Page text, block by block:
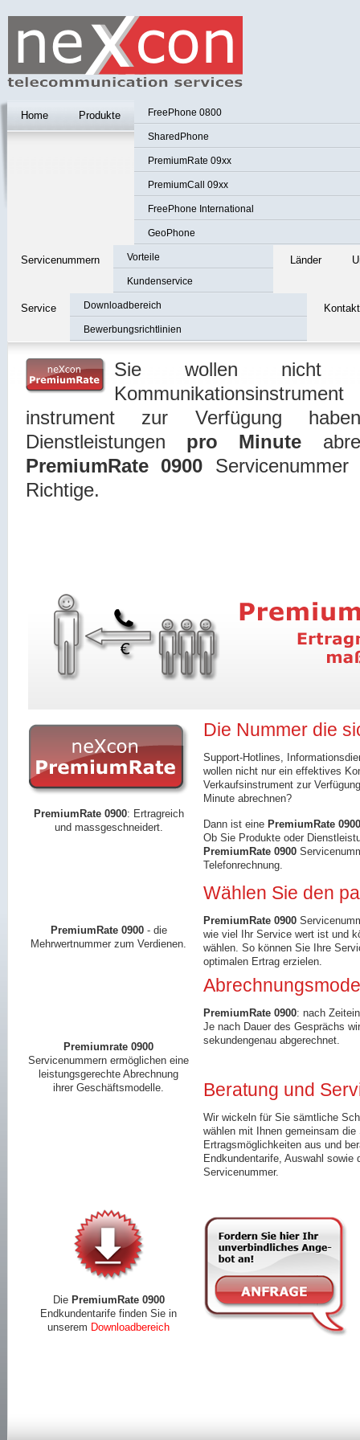
Home Produkte FreePhone 0800
SharedPhone
PremiumRate 09xx
PremiumCall 09xx
FreePhone International
GeoPhone
Servicenummern Vorteile
Kundenservice
Länder
Service Downloadbereich
Bewerbungsrichtlinien
Kontakt
Sie wollen nicht
instrument zur Verfügung
Dienstleistungen pro Minute
PremiumRate 0900
Richtige.
PremiumRate 0900: Ertragreich
und massgeschneidert.
PremiumRate 0900- die
Mehrwertnummer zum Verdienen.
Premiumrate 0900
Servicenummern ermöglichen eine
leistungsgerechte Abrechnung
ihrer Geschäftsmodelle.
Die PremiumRate 0900
Endkundentarife finden Sie in
unserem Downloadbereich
Die Nummer die
Support-Hotlines,
wollen nicht nur ein effektives
Verkaufsinstrument zur
Minute abrechnen?
Dann ist eine PremiumRate 0900
Ob Sie Produkte oder
PremiumRate 0900
Telefonrechnung.
Wählen Sie den
PremiumRate 0900
wie viel Ihr Service wert ist und
wählen. So können Sie Ihre
optimalen Ertrag erzielen.
PremiumRate 0900: nach
Je nach Dauer des Gesprächs
sekundengenau abgerechnet.
Beratung und
Wir wickeln für Sie sämtliche
wählen mit Ihnen gemeinsam
Ertragsmöglichkeiten aus und
Endkundentarife, Auswahl sowie
Servicenummer.